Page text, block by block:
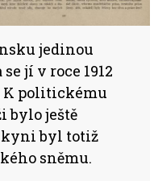
jedinou
jí v roce 1912
K politickému
bylo ještě
byl totiž
sněmu.